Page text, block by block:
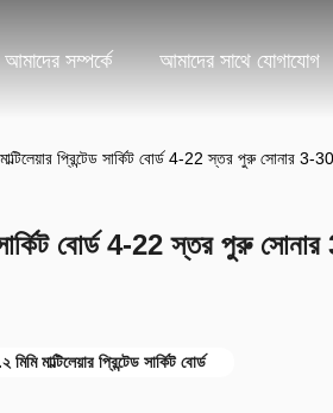
আমাদের সম্পর্কে আমাদের সাথে যোগাযোগ
প্রিন্টেড সার্কিট বোর্ড 4-22 স্তর পুরু সোনার 3-
সার্কিট বোর্ড 4-22 স্তর পুরু
মিমি মাল্টিলেয়ার প্রিন্টেড সার্কিট বোর্ড